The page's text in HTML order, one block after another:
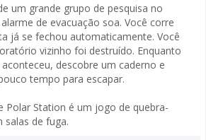
um grande grupo de pesquisa no
de evacuação soa. Você corre
já se fechou automaticamente. Você
vizinho foi destruído. Enquanto
descobre um caderno e
tempo para escapar.
Polar Station é um jogo de quebra-
salas de fuga.